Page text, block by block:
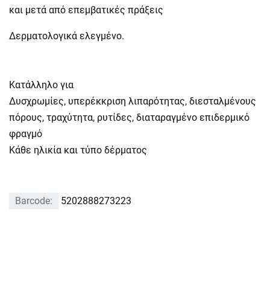
και μετά από επεμβατικές πράξεις
Δερματολογικά ελεγμένο.
Κατάλληλο για
Δυσχρωμίες, υπερέκκριση λιπαρότητας, διεσταλμένους
πόρους, τραχύτητα, ρυτίδες, διαταραγμένο επιδερμικό
φραγμό
Κάθε ηλικία και τύπο δέρματος
Barcode: 5202888273223